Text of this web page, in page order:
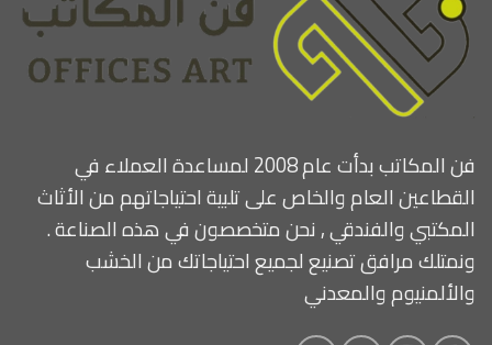
فن المكاتب بدأت عام 2008 لمساعدة العملاء في
القطاعين العام والخاص على تلبية احتياجاتهم من الأثاث
المكتبي والفندقي , نحن متخصصون في هذه الصناعة .
ونمتلك مرافق تصنيع لجميع احتياجاتك من الخشب
والألمنيوم والمعدني